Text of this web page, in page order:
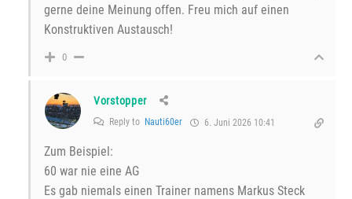
gerne deine Meinung offen. Freu mich auf einen
Konstruktiven Austausch!
0
Vorstopper
Reply to Nauti60er 6. Juni 2026 10:41
Zum Beispiel:
60 war nie eine AG
Es gab niemals einen Trainer namens Markus Steck